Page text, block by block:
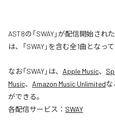
AST8の「SWAY」が配信開始さ
は、「SWAY」を含む全1曲となって
なお「SWAY」は、 Apple Music、
Music、 Amazon Music Unlimitedな
ができる。
各配信サービス： SWAY